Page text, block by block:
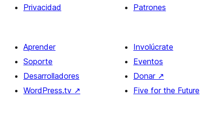
Privacidad
Patrones
Aprender
Soporte
Desarrolladores
WordPress.tv ↗
Involúcrate
Eventos
Donar ↗
Five for the Future